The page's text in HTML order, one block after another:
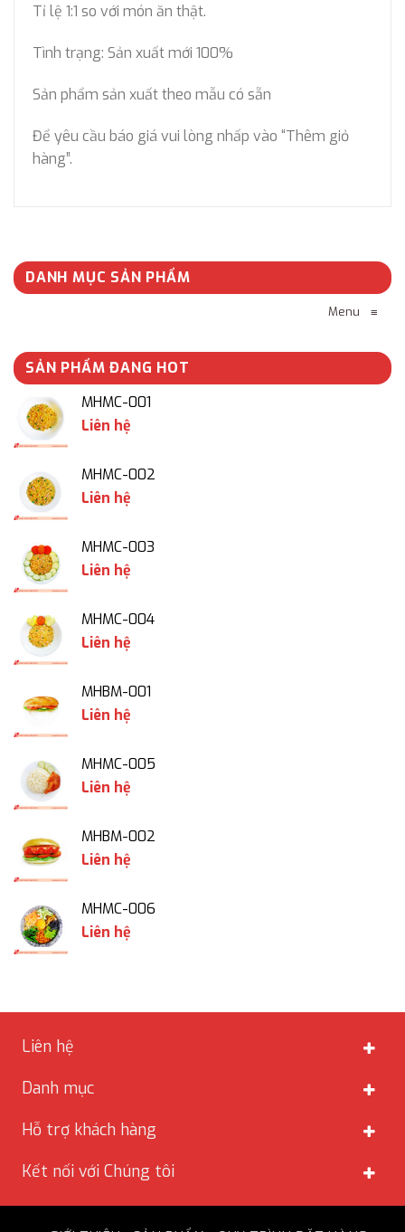
Tỉ lệ 1:1 so với món ăn thật.
Tình trạng: Sản xuất mới 100%
Sản phẩm sản xuất theo mẫu có sẵn
Để yêu cầu báo giá vui lòng nhấp vào “Thêm giỏ
hàng”.
DANH MỤC SẢN PHẨM
Menu ≡
SẢN PHẨM ĐANG HOT
MHMC-001
Liên hệ
MHMC-002
Liên hệ
MHMC-003
Liên hệ
MHMC-004
Liên hệ
MHBM-001
Liên hệ
MHMC-005
Liên hệ
MHBM-002
Liên hệ
MHMC-006
Liên hệ
Liên hệ
Danh mục
Hỗ trợ khách hàng
Kết nối với Chúng tôi